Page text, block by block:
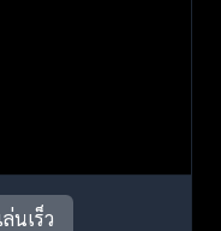
นเร็ว